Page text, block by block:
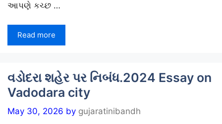
આપણે કચ્છ …
Read more
વડોદરા શહેર પર નિબંધ.2024 Essay on
Vadodara city
May 30, 2026 by gujaratinibandh